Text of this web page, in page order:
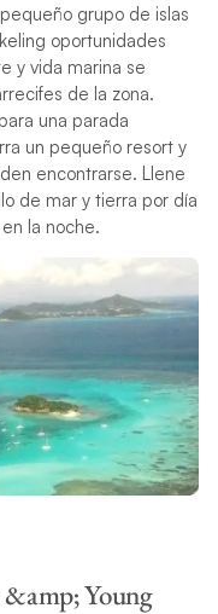
grupo de islas
oportunidades
y vida marina se
de la zona.
una parada
un pequeño resort y
encontrarse. Llene
de mar y tierra por día
la noche.
Young